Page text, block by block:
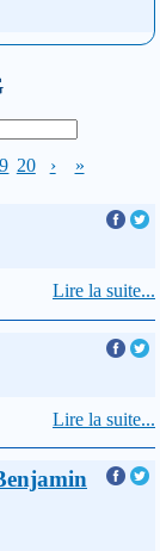
20 › »
Lire la suite...
Lire la suite...